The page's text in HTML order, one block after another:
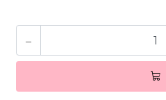
-